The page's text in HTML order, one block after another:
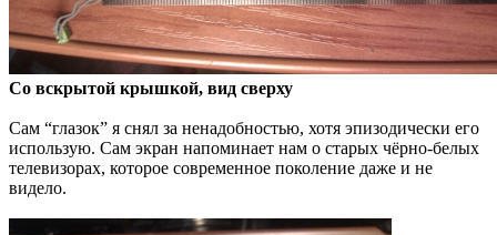
Со вскрытой крышкой, вид сверху
Сам “глазок” я снял за ненадобностью, хотя эпизодически его
использую. Сам экран напоминает нам о старых чёрно-белых
телевизорах, которое современное поколение даже и не
видело.